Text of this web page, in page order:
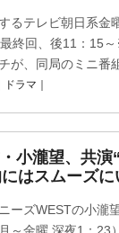
るテレビ朝日系金
終回、後11：15
が、同局のミニ番
｜ドラマ｜
小瀧望、共演
はスムーズに
ーズWESTの小瀧